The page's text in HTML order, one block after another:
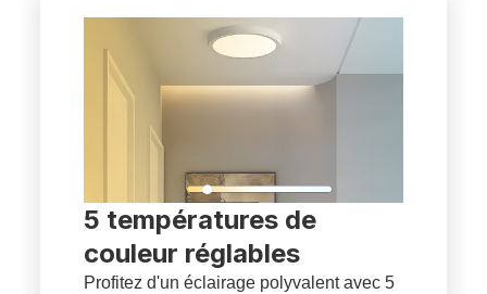
5 températures de
couleur réglables
Profitez d'un éclairage polyvalent avec 5